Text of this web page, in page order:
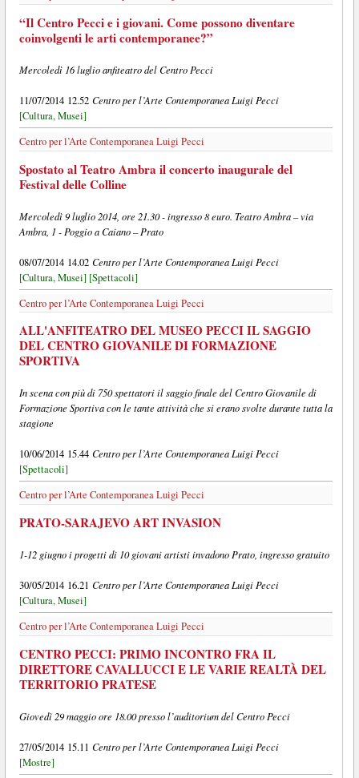
“Il Centro Pecci e i giovani. Come possono diventare
coinvolgenti le arti contemporanee?”
Mercoledì 16 luglio anfiteatro del Centro Pecci
11/07/2014 12.52 Centro per l’Arte Contemporanea Luigi Pecci
[Cultura, Musei]
Centro per l’Arte Contemporanea Luigi Pecci
Spostato al Teatro Ambra il concerto inaugurale del
Festival delle Colline
Mercoledì 9 luglio 2014, ore 21.30 - ingresso 8 euro. Teatro Ambra – via
Ambra, 1 - Poggio a Caiano – Prato
08/07/2014 14.02 Centro per l’Arte Contemporanea Luigi Pecci
[Cultura, Musei] [Spettacoli]
Centro per l’Arte Contemporanea Luigi Pecci
ALL'ANFITEATRO DEL MUSEO PECCI IL SAGGIO
DEL CENTRO GIOVANILE DI FORMAZIONE
SPORTIVA
In scena con più di 750 spettatori il saggio finale del Centro Giovanile di
Formazione Sportiva con le tante attività che si erano svolte durante tutta la
stagione
10/06/2014 15.44 Centro per l’Arte Contemporanea Luigi Pecci
[Spettacoli]
Centro per l’Arte Contemporanea Luigi Pecci
PRATO-SARAJEVO ART INVASION
1-12 giugno i progetti di 10 giovani artisti invadono Prato, ingresso gratuito
30/05/2014 16.21 Centro per l’Arte Contemporanea Luigi Pecci
[Cultura, Musei]
Centro per l’Arte Contemporanea Luigi Pecci
CENTRO PECCI: PRIMO INCONTRO FRA IL
DIRETTORE CAVALLUCCI E LE VARIE REALTÀ DEL
TERRITORIO PRATESE
Giovedì 29 maggio ore 18.00 presso l’auditorium del Centro Pecci
27/05/2014 15.11 Centro per l’Arte Contemporanea Luigi Pecci
[Mostre]